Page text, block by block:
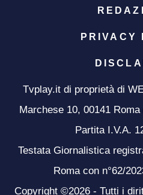
PRIVACY
Tvplay.it di proprietà di
Marchese 10, 00141
Partita I.V.A.
Testata Giornalistica
Roma con n°62/
Copyright ©2026 - Tutti i